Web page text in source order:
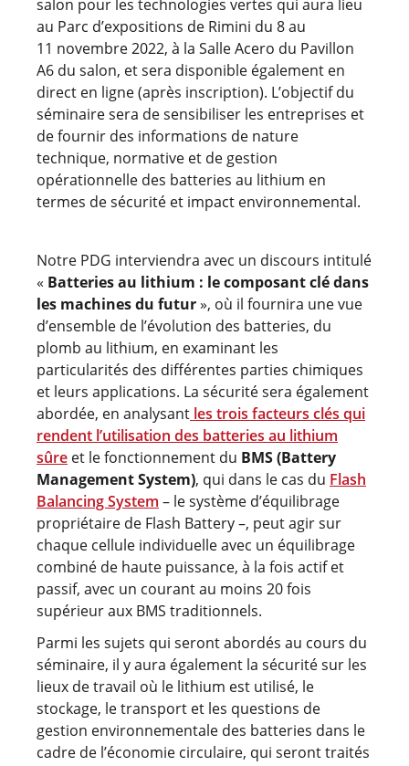
salon pour les technologies vertes qui aura lieu
au Parc d’expositions de Rimini du 8 au
11 novembre 2022, à la Salle Acero du Pavillon
A6 du salon, et sera disponible également en
direct en ligne (après inscription). L’objectif du
séminaire sera de sensibiliser les entreprises et
de fournir des informations de nature
technique, normative et de gestion
opérationnelle des batteries au lithium en
termes de sécurité et impact environnemental.
Notre PDG interviendra avec un discours intitulé
« Batteries au lithium : le composant clé dans
les machines du futur», où il fournira une vue
d’ensemble de l’évolution des batteries, du
plomb au lithium, en examinant les
particularités des différentes parties chimiques
et leurs applications. La sécurité sera également
abordée, en analysant les trois facteurs clés qui
rendent l’utilisation des batteries au lithium
sûre et le fonctionnement du BMS (Battery
Management System), qui dans le cas du Flash
Balancing System – le système d’équilibrage
propriétaire de Flash Battery –, peut agir sur
chaque cellule individuelle avec un équilibrage
combiné de haute puissance, à la fois actif et
passif, avec un courant au moins 20 fois
supérieur aux BMS traditionnels.
Parmi les sujets qui seront abordés au cours du
séminaire, il y aura également la sécurité sur les
lieux de travail où le lithium est utilisé, le
stockage, le transport et les questions de
gestion environnementale des batteries dans le
cadre de l’économie circulaire, qui seront traités